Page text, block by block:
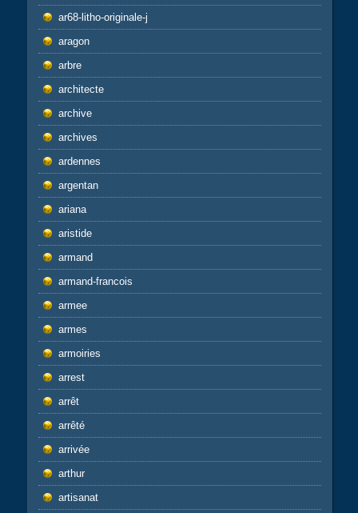
ar68-litho-originale-j
aragon
arbre
architecte
archive
archives
ardennes
argentan
ariana
aristide
armand
armand-francois
armee
armes
armoiries
arrest
arrêt
arrêté
arrivée
arthur
artisanat